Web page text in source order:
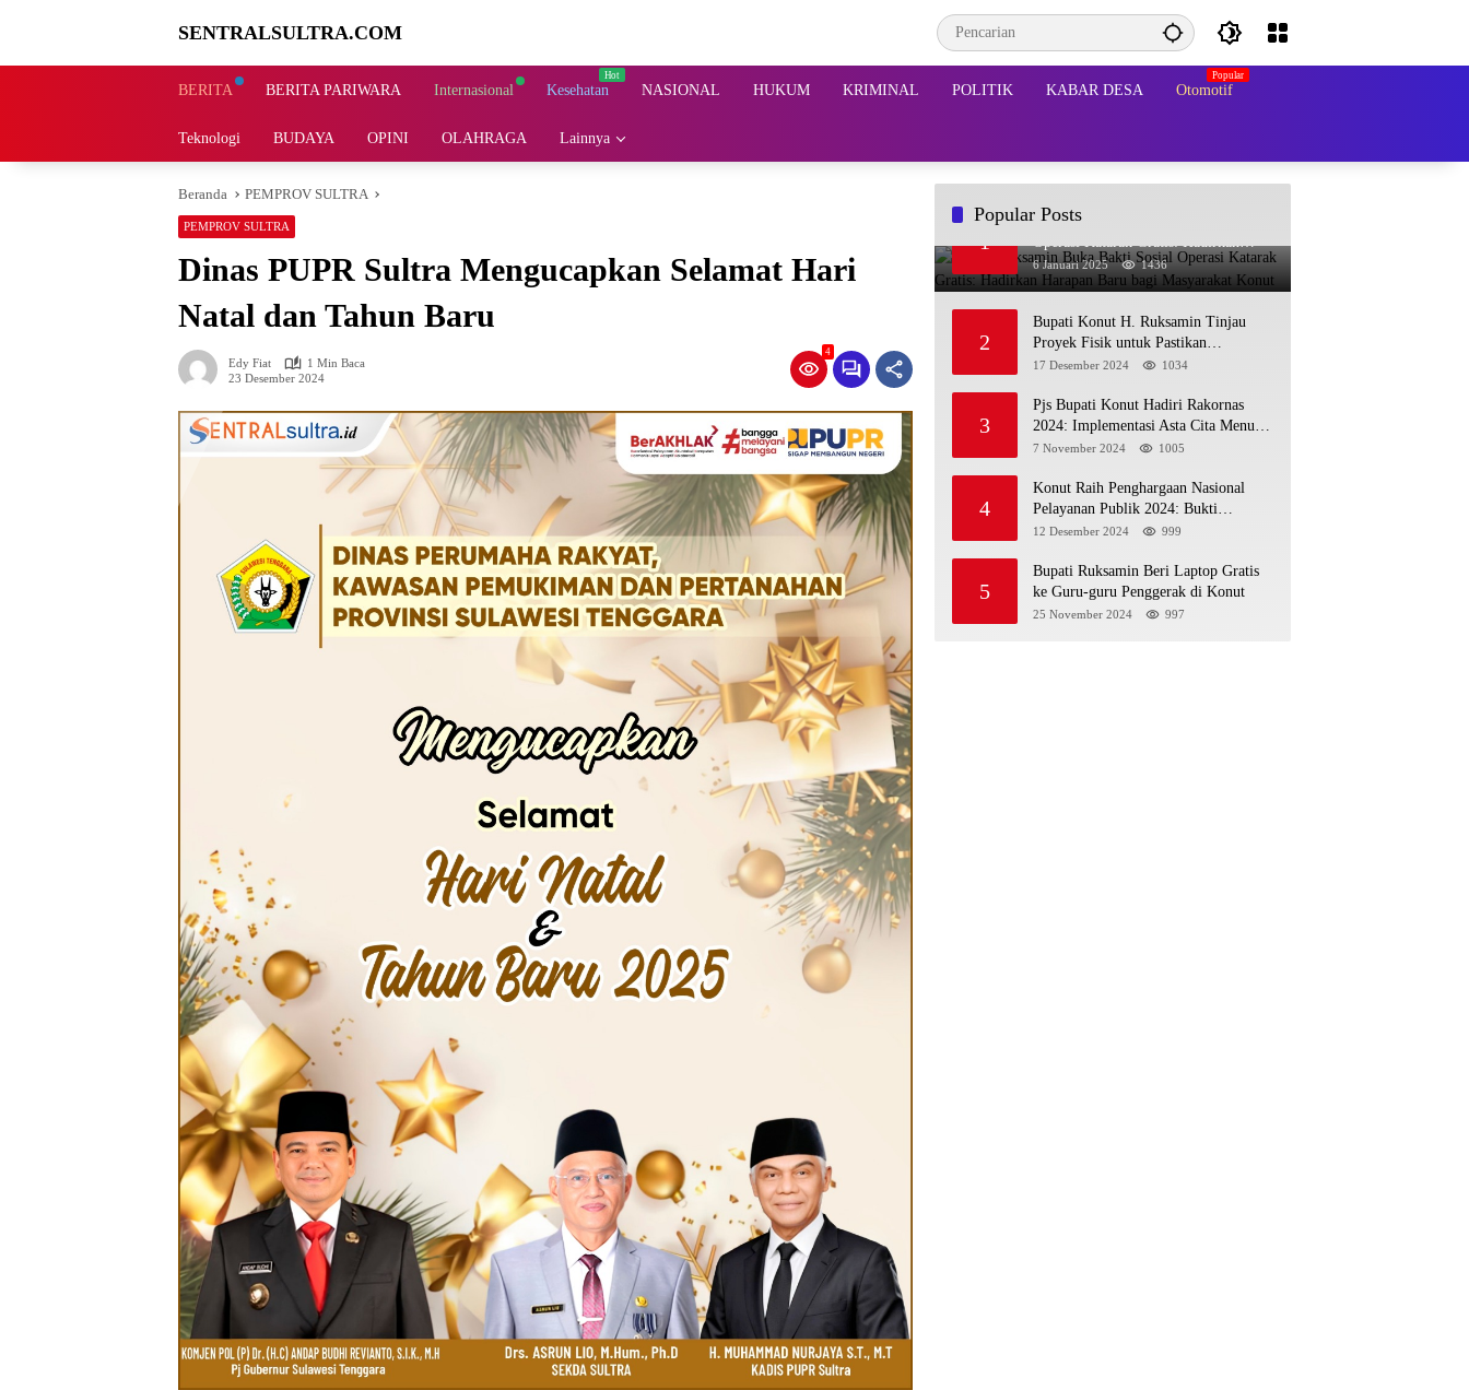
SENTRALSULTRA.COM
BERITA BERITA PARIWARA Internasional Kesehatan NASIONAL HUKUM KRIMINAL POLITIK KABAR DESA Otomotif
Teknologi BUDAYA OPINI OLAHRAGA Lainnya
Beranda PEMPROV SULTRA
PEMPROV SULTRA
Dinas PUPR Sultra Mengucapkan Selamat Hari
Natal dan Tahun Baru
Edy Fiat
1 Min Baca
23 Desember 2024
4
Popular Posts
1
Bupati Ruksamin Buka Bakti Sosial
Operasi Katarak Gratis: Hadirkan
Harapan Baru bagi Masyarakat Konut
6 Januari 2025 1436
2
Bupati Konut H. Ruksamin Tinjau
Proyek Fisik untuk Pastikan
Kesesuaian dengan Perencanaan
17 Desember 2024 1034
3
Pjs Bupati Konut Hadiri Rakornas
2024: Implementasi Asta Cita Menuju
Indonesia Emas
7 November 2024 1005
4
Konut Raih Penghargaan Nasional
Pelayanan Publik 2024: Bukti
Komitmen Menuju Pelayanan Prima
12 Desember 2024 999
5
Bupati Ruksamin Beri Laptop Gratis
ke Guru-guru Penggerak di Konut
25 November 2024 997